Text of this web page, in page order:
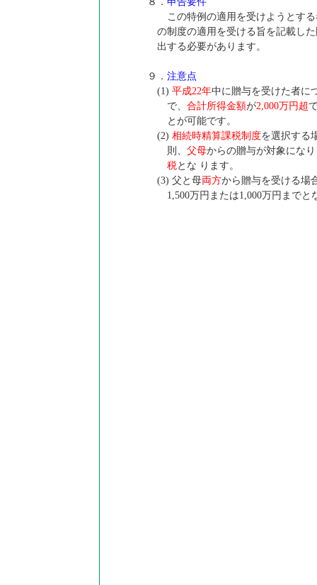
この特例の適用を受けようとす
の制度の適用を受ける旨を記載し
出する必要があります。
９． 注意点
(1) 平成22年中に贈与を受けた者に
で、合計所得金額が2,000万円超
とが可能です。
(2) 相続時精算課税制度を選択する
則、父母からの贈与が対象にな
税とな ります。
(3) 父と母両方から贈与を受ける場
1,500万円または1,000万円までと